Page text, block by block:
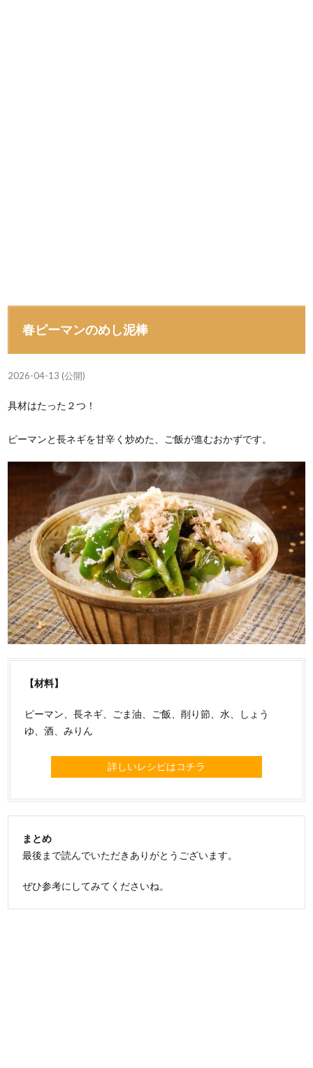
春ピーマンのめし泥棒
2026-04-13 (公開)
具材はたった２つ！
ピーマンと長ネギを甘辛く炒めた、ご飯が進むおかずです。
【材料】
ピーマン、長ネギ、ごま油、ご飯、削り節、水、しょう
ゆ、酒、みりん
詳しいレシピはコチラ
まとめ
最後まで読んでいただきありがとうございます。
ぜひ参考にしてみてくださいね。